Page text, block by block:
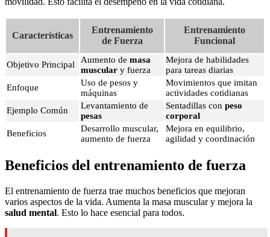
Características
Entrenamiento
de Fuerza
Entrenamiento
Funcional
Objetivo Principal Aumento de masa
muscular y fuerza
Mejora de habilidades
para tareas diarias
Enfoque
Uso de pesos y
máquinas
Movimientos que imitan
actividades cotidianas
Ejemplo Común
Levantamiento de
pesas
Sentadillas con peso
corporal
Beneficios
Desarrollo muscular,
aumento de fuerza
Mejora en equilibrio,
agilidad y coordinación
Beneficios del entrenamiento de fuerza
El entrenamiento de fuerza trae muchos beneficios que mejoran
varios aspectos de la vida. Aumenta la masa muscular y mejora la
salud mental. Esto lo hace esencial para todos.